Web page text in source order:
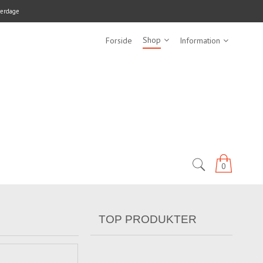
Forside Shop Information
0
TOP PRODUKTER